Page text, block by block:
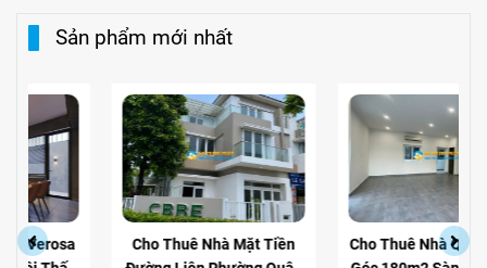
Sản phẩm mới nhất
Cho Thuê Nhà Mặt Tiền
Cho Thuê Nhà Quận 9 Căn